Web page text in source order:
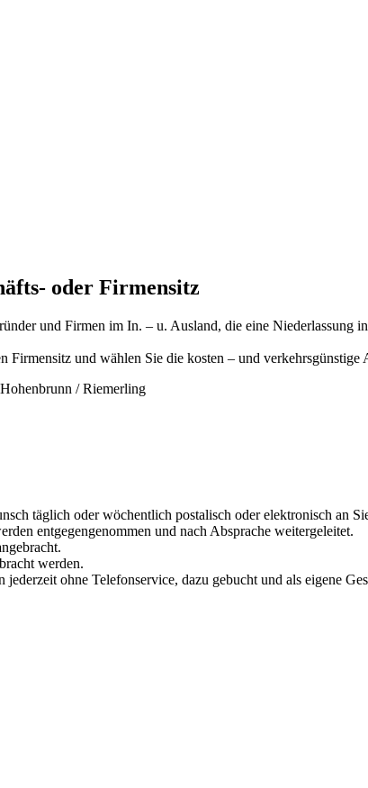
oder Firmensitz
und Firmen im In. – u. Ausland, die eine Niederlassung
und wählen Sie die kosten – und verkehrsgünstige
/ Riemerling
täglich oder wöchentlich postalisch oder elektronisch an
entgegengenommen und nach Absprache weitergeleitet.
werden.
ohne Telefonservice, dazu gebucht und als eigene